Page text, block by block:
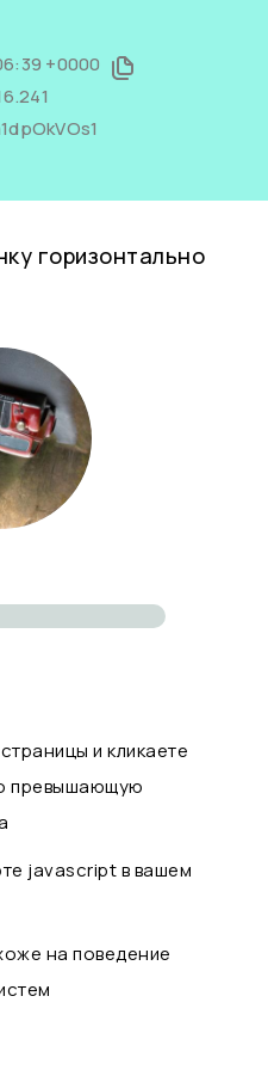
+0000
горизонтально
и кликаете
превышающую
javascript в вашем
на поведение